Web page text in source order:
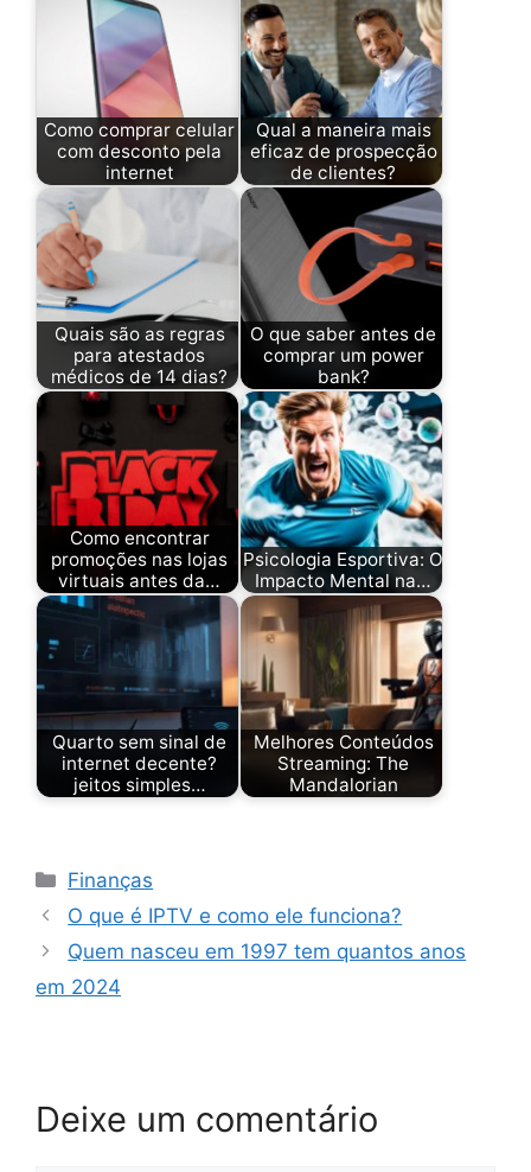
Como comprar celular
com desconto pela
internet
Qual a maneira mais
eficaz de prospecção
de clientes?
Quais são as regras
para atestados
médicos de 14 dias?
O que saber antes de
comprar um power
bank?
Como encontrar
promoções nas lojas
virtuais antes da…
Psicologia Esportiva: O
Impacto Mental na…
Quarto sem sinal de
internet decente?
jeitos simples…
Melhores Conteúdos
Streaming: The
Mandalorian
Categorias
Finanças
O que é IPTV e como ele funciona?
Quem nasceu em 1997 tem quantos anos
em 2024
Deixe um comentário